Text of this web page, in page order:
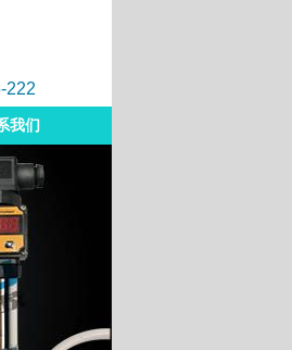
222
我们